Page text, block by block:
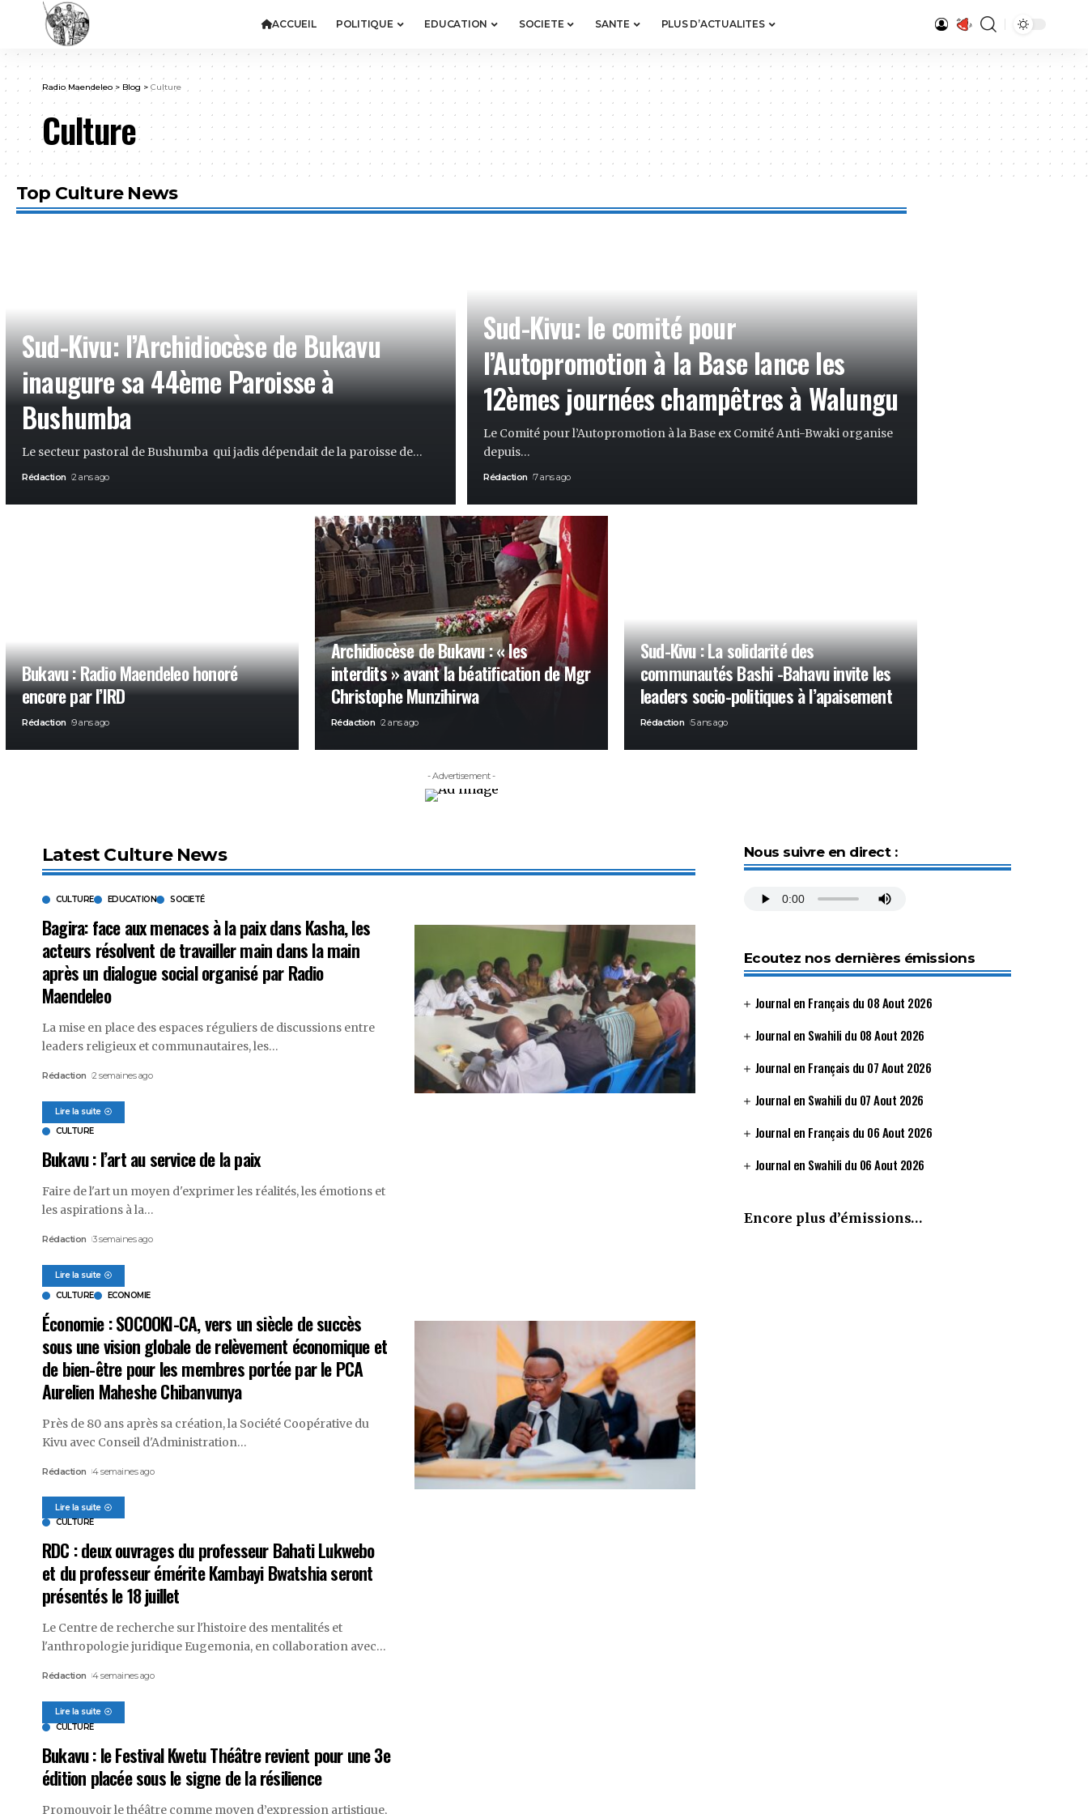
ACCUEIL POLITIQUE EDUCATION SOCIETE SANTE PLUS D’ACTUALITES
Radio Maendeleo > Blog > Culture
Culture
Top Culture News
Sud-Kivu: l’Archidiocèse de Bukavu
inaugure sa 44ème Paroisse à
Bushumba
Le secteur pastoral de Bushumba qui jadis dépendait de la paroisse de…
Rédaction 2 ans ago
Sud-Kivu: le comité pour
l’Autopromotion à la Base lance les
12èmes journées champêtres à Walungu
Le Comité pour l’Autopromotion à la Base ex Comité Anti-Bwaki organise
depuis…
Rédaction 7 ans ago
Bukavu : Radio Maendeleo honoré
encore par l’IRD
Rédaction 9 ans ago
Archidiocèse de Bukavu : « les
interdits » avant la béatification de Mgr
Christophe Munzihirwa
Rédaction 2 ans ago
Sud-Kivu : La solidarité des
communautés Bashi -Bahavu invite les
leaders socio-politiques à l’apaisement
Rédaction 5 ans ago
- Advertisement -
Latest Culture News
CULTURE EDUCATION SOCIETÉ
Bagira: face aux menaces à la paix dans Kasha, les
acteurs résolvent de travailler main dans la main
après un dialogue social organisé par Radio
Maendeleo
La mise en place des espaces réguliers de discussions entre
leaders religieux et communautaires, les…
Rédaction 2 semaines ago
Lire la suite
CULTURE
Bukavu : l’art au service de la paix
Faire de l'art un moyen d'exprimer les réalités, les émotions et
les aspirations à la…
Rédaction 3 semaines ago
Lire la suite
CULTURE
ECONOMIE
Économie : SOCOOKI-CA, vers un siècle de succès
sous une vision globale de relèvement économique et
de bien-être pour les membres portée par le PCA
Aurelien Maheshe Chibanvunya
Près de 80 ans après sa création, la Société Coopérative du
Kivu avec Conseil d'Administration…
Rédaction 4 semaines ago
Lire la suite
CULTURE
RDC : deux ouvrages du professeur Bahati Lukwebo
et du professeur émérite Kambayi Bwatshia seront
présentés le 18 juillet
Le Centre de recherche sur l'histoire des mentalités et
l'anthropologie juridique Eugemonia, en collaboration avec…
Rédaction 4 semaines ago
Lire la suite
CULTURE
Bukavu : le Festival Kwetu Théâtre revient pour une 3e
édition placée sous le signe de la résilience
Promouvoir le théâtre comme moyen d’expression artistique,
Nous suivre en direct :
Ecoutez nos dernières émissions
Journal en Français du 08 Aout 2026
Journal en Swahili du 08 Aout 2026
Journal en Français du 07 Aout 2026
Journal en Swahili du 07 Aout 2026
Journal en Français du 06 Aout 2026
Journal en Swahili du 06 Aout 2026
Encore plus d’émissions…